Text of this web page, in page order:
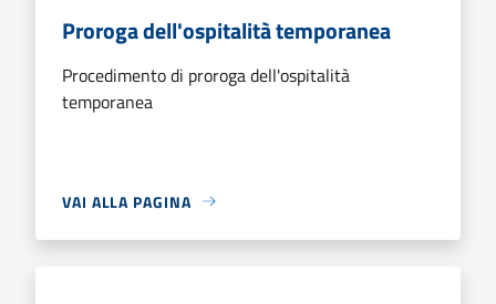
Proroga dell'ospitalità temporanea
Procedimento di proroga dell'ospitalità
temporanea
VAI ALLA PAGINA